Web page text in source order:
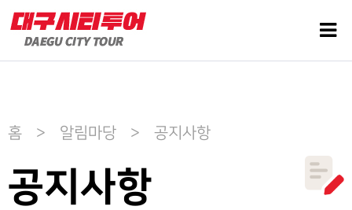
홈 > 알림마당 > 공지사항
공지사항